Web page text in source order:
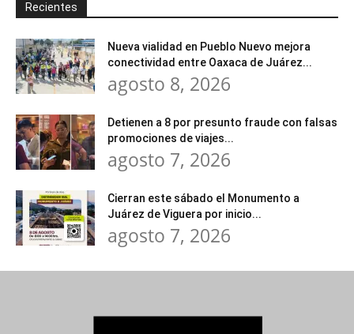
Recientes
Nueva vialidad en Pueblo Nuevo mejora
conectividad entre Oaxaca de Juárez...
agosto 8, 2026
Detienen a 8 por presunto fraude con falsas
promociones de viajes...
agosto 7, 2026
Cierran este sábado el Monumento a
Juárez de Viguera por inicio...
agosto 7, 2026